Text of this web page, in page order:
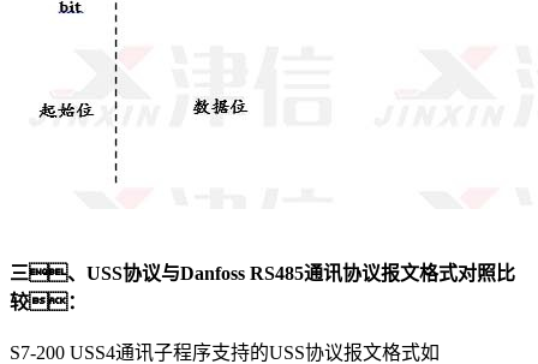
三、 USS协议与Danfoss RS485通讯协议报文格式对照比
较：
S7-200 USS4通讯子程序支持的USS协议报文格式如